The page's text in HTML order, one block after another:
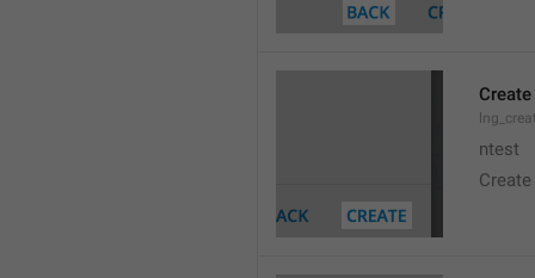
Create
ntest